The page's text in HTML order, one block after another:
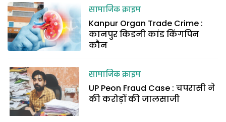
सामाजिक क्राइम
Kanpur Organ Trade Crime :
कानपुर किडनी कांड किंगपिन
कौन
सामाजिक क्राइम
UP Peon Fraud Case : चपरासी ने
की करोड़ों की जालसाजी